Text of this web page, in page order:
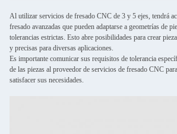
Al utilizar servicios de fresado CNC de 3 y 5 ejes, tendrá
fresado avanzadas que pueden adaptarse a geometrías de
tolerancias estrictas. Esto abre posibilidades para crear
y precisas para diversas aplicaciones.
Es importante comunicar sus requisitos de tolerancia
de las piezas al proveedor de servicios de fresado CNC
satisfacer sus necesidades.